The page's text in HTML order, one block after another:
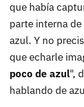
que había
parte interna
azul. Y no
que echarle
poco de azul",
hablando de